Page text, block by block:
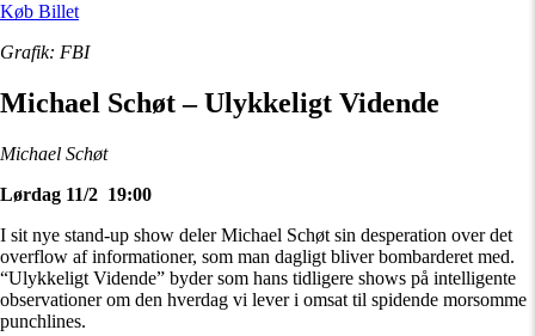
Køb Billet
Grafik: FBI
Michael Schøt – Ulykkeligt Vidende
Michael Schøt
Lørdag 11/2 19:00
I sit nye stand-up show deler Michael Schøt sin desperation over det
overflow af informationer, som man dagligt bliver bombarderet med.
“Ulykkeligt Vidende” byder som hans tidligere shows på intelligente
observationer om den hverdag vi lever i omsat til spidende morsomme
punchlines.